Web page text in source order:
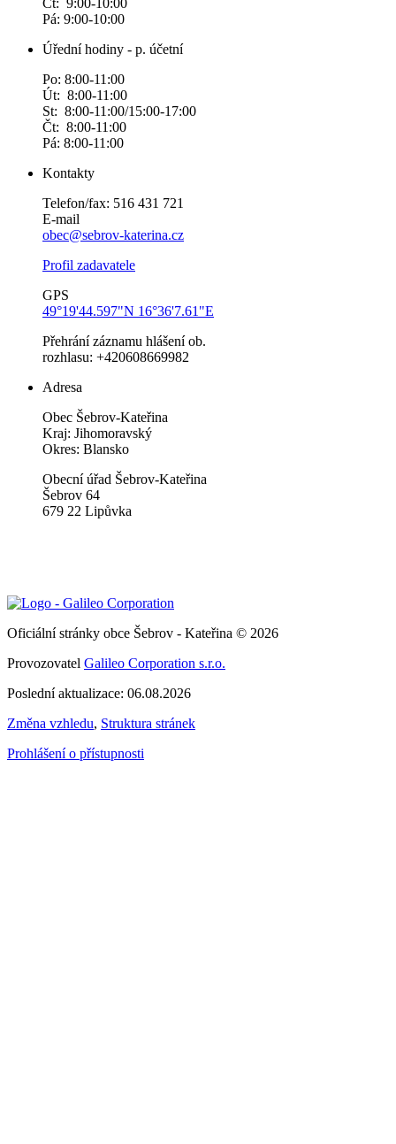
Čt: 9:00-10:00
Pá: 9:00-10:00
Úřední hodiny - p. účetní
Po: 8:00-11:00
Út: 8:00-11:00
St: 8:00-11:00/15:00-17:00
Čt: 8:00-11:00
Pá: 8:00-11:00
Kontakty
Telefon/fax: 516 431 721
E-mail
obec@sebrov-katerina.cz
Profil zadavatele
GPS
49°19'44.597"N 16°36'7.61"E
Přehrání záznamu hlášení ob.
rozhlasu: +420608669982
Adresa
Obec Šebrov-Kateřina
Kraj: Jihomoravský
Okres: Blansko
Obecní úřad Šebrov-Kateřina
Šebrov 64
679 22 Lipůvka
Oficiální stránky obce Šebrov - Kateřina © 2026
Provozovatel Galileo Corporation s.r.o.
Poslední aktualizace: 06.08.2026
Změna vzhledu, Struktura stránek
Prohlášení o přístupnosti